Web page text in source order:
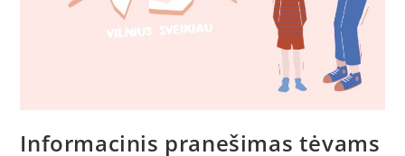
Informacinis pranešimas tėvams